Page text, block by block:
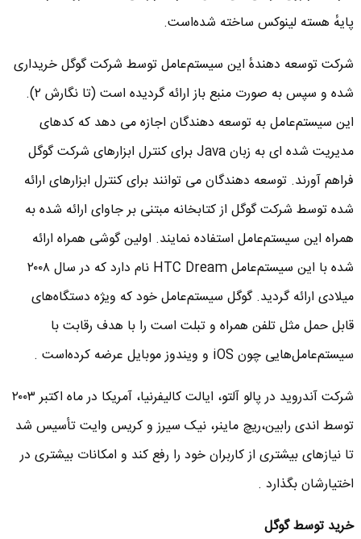
پایهٔ هسته لینوکس ساخته شده‌است.
شرکت توسعه دهندهٔ این سیستم‌عامل توسط شرکت گوگل خریداری
شده و سپس به صورت منبع باز ارائه گردیده است (تا نگارش ۲).
این سیستم‌عامل به توسعه دهندگان اجازه می دهد که کدهای
مدیریت شده ای به زبان Java برای کنترل ابزارهای شرکت گوگل
فراهم آورند. توسعه دهندگان می توانند برای کنترل ابزارهای ارائه
شده توسط شرکت گوگل از کتابخانه مبتنی بر جاوای ارائه شده به
همراه این سیستم‌عامل استفاده نمایند. اولین گوشی همراه ارائه
شده با این سیستم‌عامل HTC Dream نام دارد که در سال ۲۰۰۸
میلادی ارائه گردید. گوگل سیستم‌عامل خود که ویژه دستگاه‌های
قابل حمل مثل تلفن همراه و تبلت است را با هدف رقابت با
سیستم‌عامل‌هایی چون iOS و ویندوز موبایل عرضه کرده‌است .
شرکت آندروید در پالو آلتو، ایالت کالیفرنیا، آمریکا در ماه اکتبر ۲۰۰۳
توسط اندی رابین،ریچ ماینر، نیک سیرز و کریس وایت تأسیس شد
تا نیازهای بیشتری از کاربران خود را رفع کند و امکانات بیشتری در
اختیارشان بگذارد .
خرید توسط گوگل